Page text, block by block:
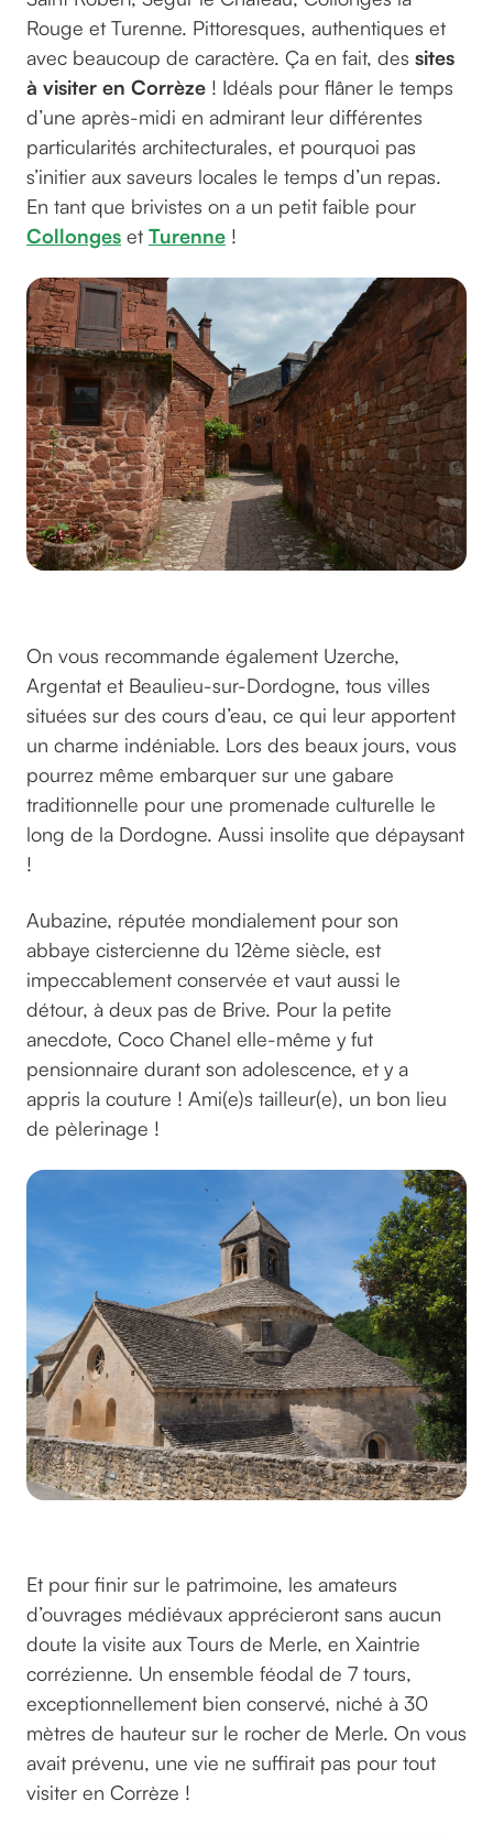
Rouge et Turenne. Pittoresques, authentiques et
avec beaucoup de caractère. Ça en fait, des sites
à visiter en Corrèze ! Idéals pour flâner le temps
d’une après-midi en admirant leur différentes
particularités architecturales, et pourquoi pas
s’initier aux saveurs locales le temps d’un repas.
En tant que brivistes on a un petit faible pour
Collonges et Turenne !
On vous recommande également Uzerche,
Argentat et Beaulieu-sur-Dordogne, tous villes
situées sur des cours d’eau, ce qui leur apportent
un charme indéniable. Lors des beaux jours, vous
pourrez même embarquer sur une gabare
traditionnelle pour une promenade culturelle le
long de la Dordogne. Aussi insolite que dépaysant
!
Aubazine, réputée mondialement pour son
abbaye cistercienne du 12ème siècle, est
impeccablement conservée et vaut aussi le
détour, à deux pas de Brive. Pour la petite
anecdote, Coco Chanel elle-même y fut
pensionnaire durant son adolescence, et y a
appris la couture ! Ami(e)s tailleur(e), un bon lieu
de pèlerinage !
Et pour finir sur le patrimoine, les amateurs
d’ouvrages médiévaux apprécieront sans aucun
doute la visite aux Tours de Merle, en Xaintrie
corrézienne. Un ensemble féodal de 7 tours,
exceptionnellement bien conservé, niché à 30
mètres de hauteur sur le rocher de Merle. On vous
avait prévenu, une vie ne suffirait pas pour tout
visiter en Corrèze !